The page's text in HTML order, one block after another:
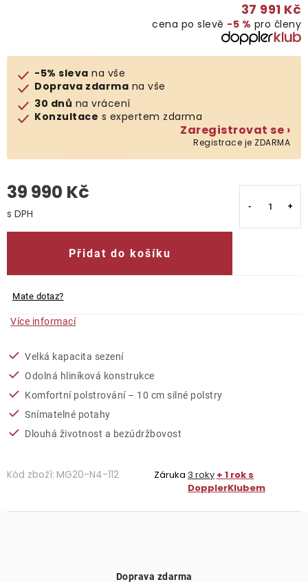
Klub výhod
37 991 Kč
cena po slevě −5 % pro členy
-5% sleva na vše
Doprava zdarma na vše
30 dnů na vrácení
Konzultace s expertem zdarma
Zaregistrovat se ›
Registrace je ZDARMA
39 990 Kč
Přidat do košíku
Mate dotaz?
Více informací
Velká kapacita sezení
Odolná hliníková konstrukce
Komfortní polstrování – 10 cm silné polstry
Snímatelné potahy
Dlouhá životnost a bezúdržbovost
Kód zboží: MG20-N4-112 Záruka 3 roky + 1 rok s
DopplerKlubem
Doprava zdarma